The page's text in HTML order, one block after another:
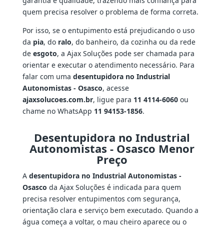
quem precisa resolver o problema de forma correta.
Por isso, se o entupimento está prejudicando o uso
da pia, do ralo, do banheiro, da cozinha ou da rede
de esgoto, a Ajax Soluções pode ser chamada para
orientar e executar o atendimento necessário. Para
falar com uma desentupidora no Industrial
Autonomistas - Osasco, acesse
ajaxsolucoes.com.br, ligue para 11 4114-6060ou
chame no WhatsApp 11 94153-1856.
Desentupidora no Industrial
Autonomistas - Osasco Menor
Preço
A desentupidora no Industrial Autonomistas -
Osasco da Ajax Soluções é indicada para quem
precisa resolver entupimentos com segurança,
orientação clara e serviço bem executado. Quando a
água começa a voltar, o mau cheiro aparece ou o